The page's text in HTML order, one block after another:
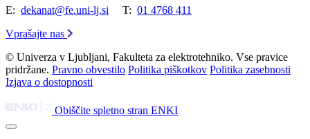
E: dekanat@fe.uni-lj.si T: 01 4768 411
Vprašajte nas
© Univerza v Ljubljani, Fakulteta za elektrotehniko. Vse pravice
pridržane. Pravno obvestilo Politika piškotkov Politika zasebnosti
Izjava o dostopnosti
Obiščite spletno stran ENKI